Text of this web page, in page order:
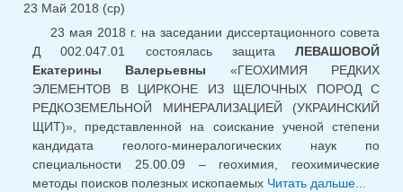
23 Май 2018 (ср)
23 мая 2018 г. на заседании диссертационного совета
Д 002.047.01 состоялась защита ЛЕВАШОВОЙ
Екатерины Валерьевны «ГЕОХИМИЯ РЕДКИХ
ЭЛЕМЕНТОВ В ЦИРКОНЕ ИЗ ЩЕЛОЧНЫХ ПОРОД С
РЕДКОЗЕМЕЛЬНОЙ МИНЕРАЛИЗАЦИЕЙ (УКРАИНСКИЙ
ЩИТ)», представленной на соискание ученой степени
кандидата геолого-минералогических наук по
специальности 25.00.09 – геохимия, геохимические
методы поисков полезных ископаемых Читать дальше...